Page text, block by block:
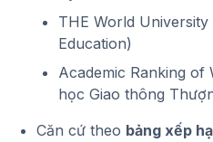
THE World
Education)
Academic Ranking of
học Giao thông
Căn cứ theo bảng xếp